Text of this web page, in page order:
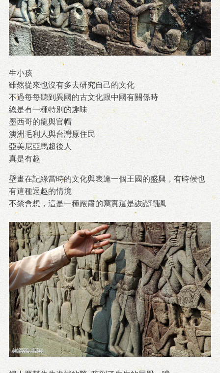
生小孩
雖然從來也沒有多去研究自己的文化
不過每每聽到異國的古文化跟中國有關係時
總是有一種特別的趣味
墨西哥的龍與官帽
澳洲毛利人與台灣原住民
亞美尼亞馬超後人
真是有趣
壁畫在記綠當時的文化與表達一個王國的盛興，有時候也
有這種逗趣的情境
不禁會想，這是一種嚴肅的寫實還是詼諧嘲諷